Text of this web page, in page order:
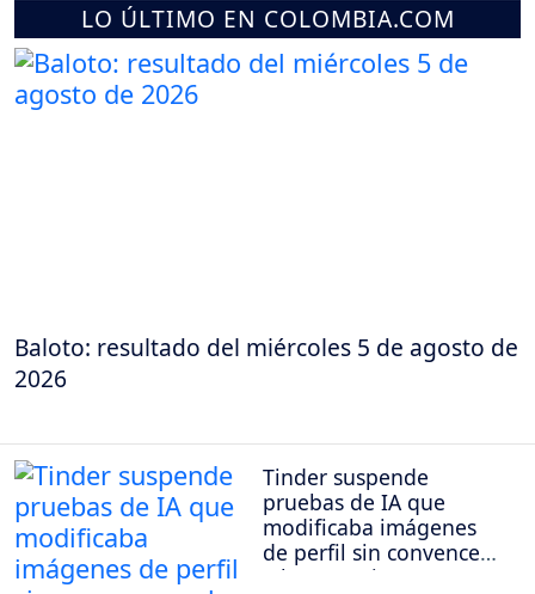
LO ÚLTIMO EN COLOMBIA.COM
Baloto: resultado del miércoles 5 de agosto de
2026
Tinder suspende
pruebas de IA que
modificaba imágenes
de perfil sin convencer
a los usuarios